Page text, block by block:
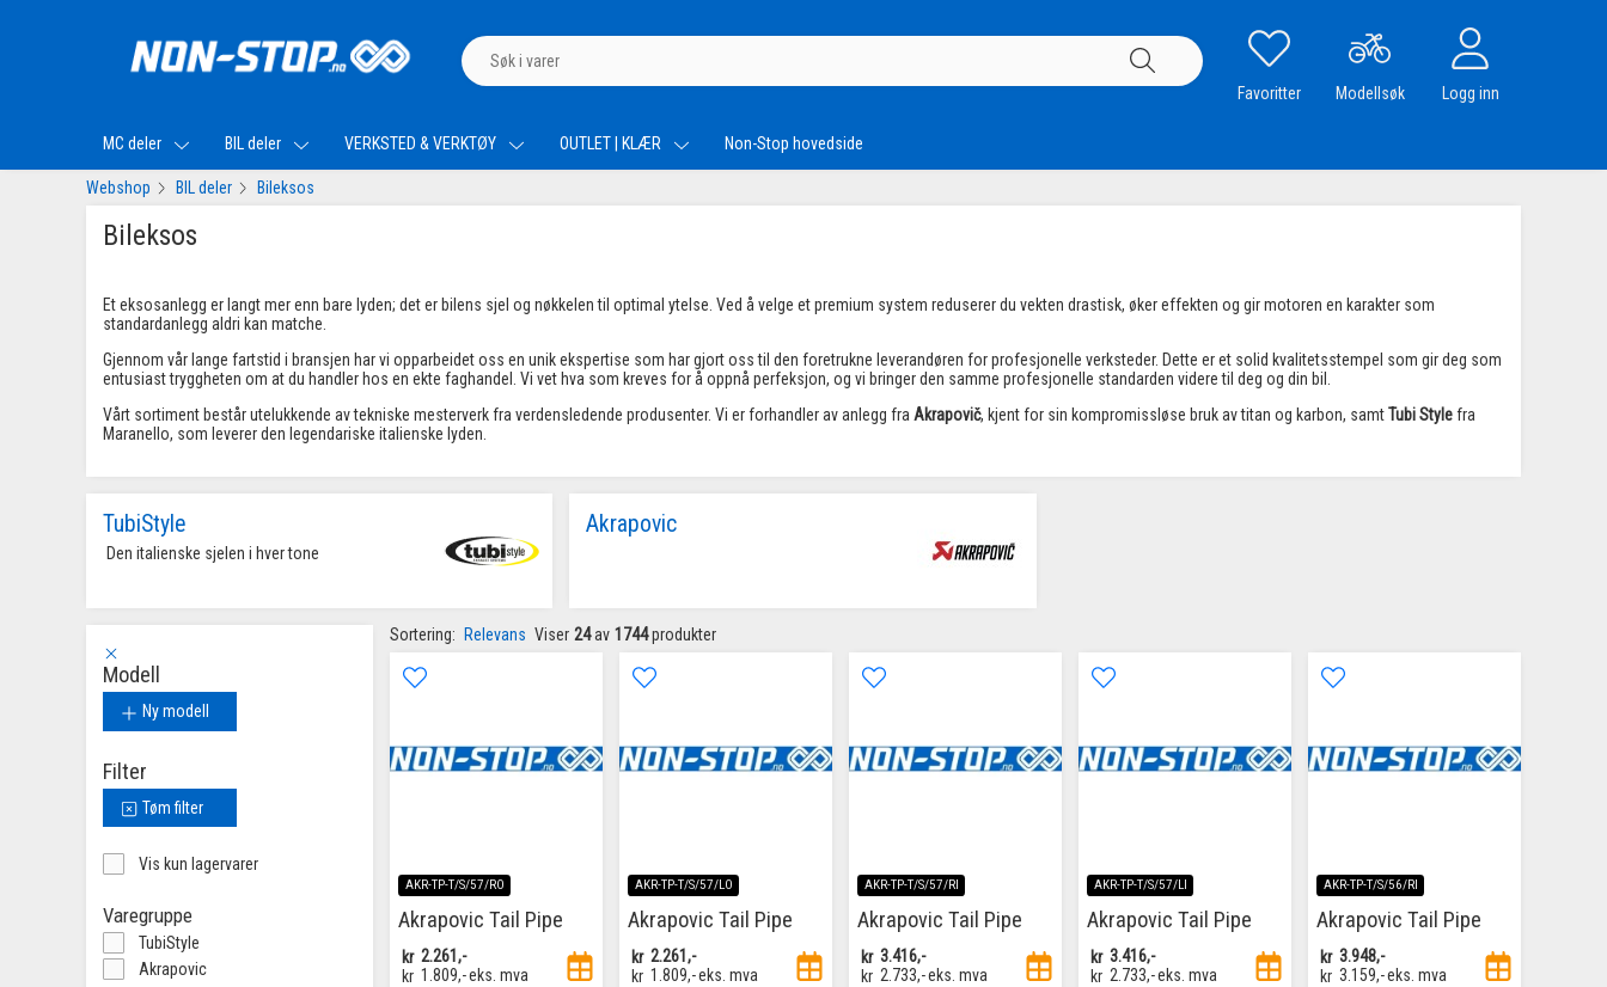
Favoritter Modellsøk Logg inn
MC deler BIL deler VERKSTED & VERKTØY OUTLET | KLÆR Non-Stop hovedside
Webshop BIL deler Bileksos
Bileksos
Et eksosanlegg er langt mer enn bare lyden; det er bilens sjel og nøkkelen til optimal ytelse. Ved å velge et premium system reduserer du vekten drastisk, øker effekten og gir motoren en karakter som
standardanlegg aldri kan matche.
Gjennom vår lange fartstid i bransjen har vi opparbeidet oss en unik ekspertise som har gjort oss til den foretrukne leverandøren for profesjonelle verksteder. Dette er et solid kvalitetsstempel som gir deg som
entusiast tryggheten om at du handler hos en ekte faghandel. Vi vet hva som kreves for å oppnå perfeksjon, og vi bringer den samme profesjonelle standarden videre til deg og din bil.
Vårt sortiment består utelukkende av tekniske mesterverk fra verdensledende produsenter. Vi er forhandler av anlegg fraAkrapovič, kjent for sin kompromissløse bruk av titan og karbon, samtTubi Stylefra
Maranello, som leverer den legendariske italienske lyden.
TubiStyle
Den italienske sjelen i hver tone
Akrapovic
Modell
Ny modell
Filter
Tøm filter
Vis kun lagervarer
Varegruppe
TubiStyle
Akrapovic
Sortering: Relevans Viser 24 av 1744 produkter
AKR-TP-T/S/57/RO
Akrapovic Tail Pipe
kr 2.261,-
kr 1.809,-eks. mva
AKR-TP-T/S/57/LO
Akrapovic Tail Pipe
kr 2.261,-
kr 1.809,-eks. mva
AKR-TP-T/S/57/RI
Akrapovic Tail Pipe
kr 3.416,-
kr 2.733,-eks. mva
AKR-TP-T/S/57/LI
Akrapovic Tail Pipe
kr 3.416,-
kr 2.733,-eks. mva
AKR-TP-T/S/56/RI
Akrapovic Tail Pipe
kr 3.948,-
kr 3.159,-eks. mva